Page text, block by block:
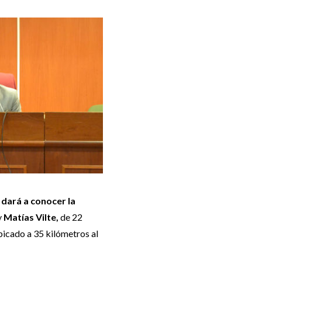
a conocer la
Matías Vilte, de 22
a 35 kilómetros al